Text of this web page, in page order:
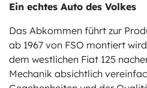
Ein echtes Auto des Volkes
Das Abkommen führt zur
ab 1967 von FSO montiert
dem westlichen Fiat 125
Mechanik absichtlich